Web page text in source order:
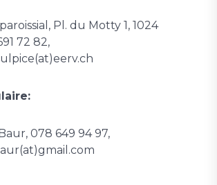
Pl. du Motty 1, 1024
72 82,
078 649 94 97,